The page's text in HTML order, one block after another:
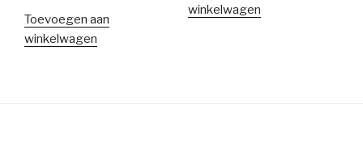
Toevoegen aan
winkelwagen
winkelwagen